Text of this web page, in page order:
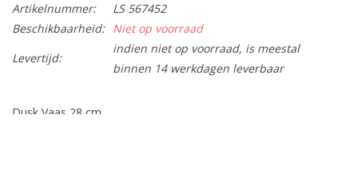
Artikelnummer:
LS 567452
Beschikbaarheid: Niet op voorraad
Levertijd:
indien niet op voorraad, is meestal
binnen 14 werkdagen leverbaar
Dusk Vaas 28 cm